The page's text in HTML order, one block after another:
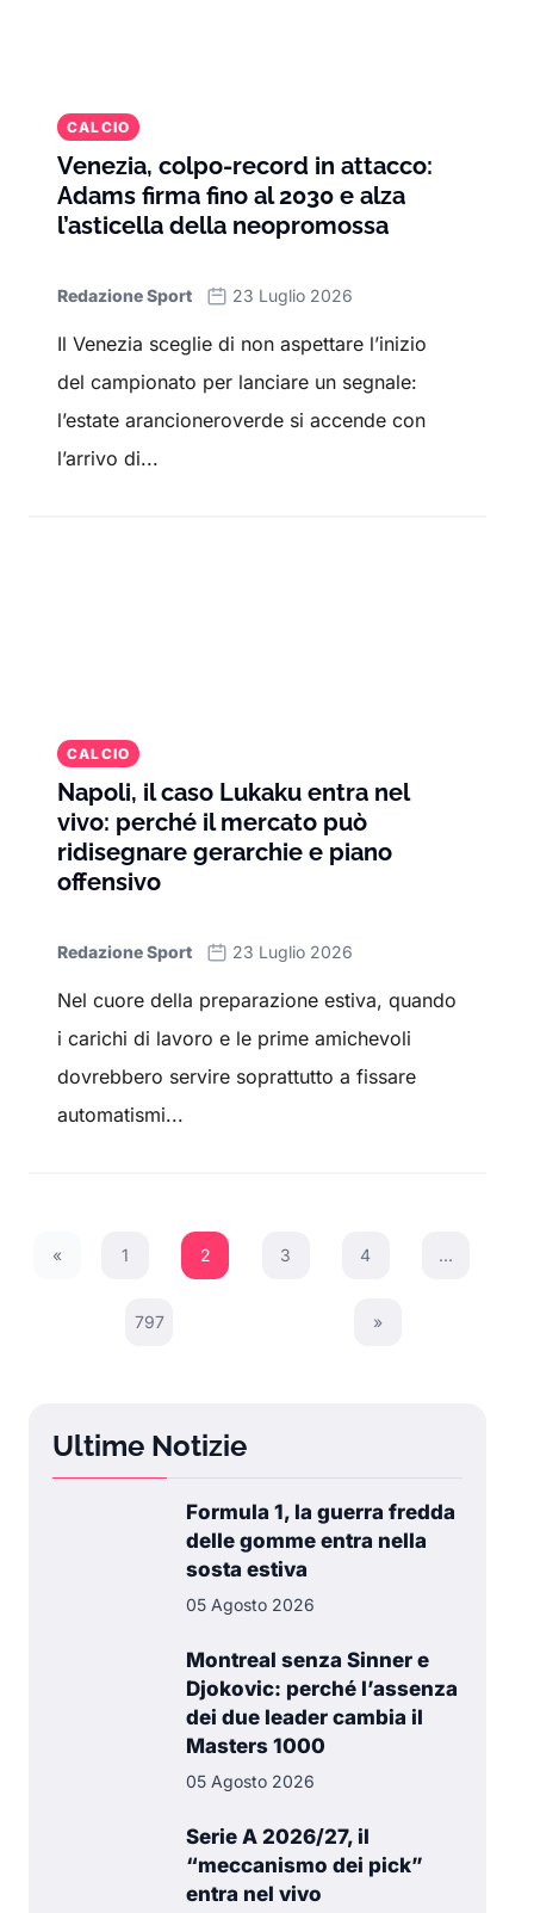
CALCIO
Venezia, colpo-record in attacco:
Adams firma fino al 2030 e alza
l’asticella della neopromossa
Redazione Sport 23 Luglio 2026
Il Venezia sceglie di non aspettare l’inizio
del campionato per lanciare un segnale:
l’estate arancioneroverde si accende con
l’arrivo di...
CALCIO
Napoli, il caso Lukaku entra nel
vivo: perché il mercato può
ridisegnare gerarchie e piano
offensivo
Redazione Sport 23 Luglio 2026
Nel cuore della preparazione estiva, quando
i carichi di lavoro e le prime amichevoli
dovrebbero servire soprattutto a fissare
automatismi...
«
Previous Page
1 2 3 4 …
797 Next Page
»
Ultime Notizie
Formula 1, la guerra fredda
delle gomme entra nella
sosta estiva
05 Agosto 2026
Montreal senza Sinner e
Djokovic: perché l’assenza
dei due leader cambia il
Masters 1000
05 Agosto 2026
Serie A 2026/27, il
“meccanismo dei pick”
entra nel vivo